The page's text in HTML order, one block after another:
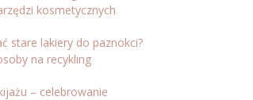
kosmetycznych
stare lakiery do paznokci?
na recykling
– celebrowanie